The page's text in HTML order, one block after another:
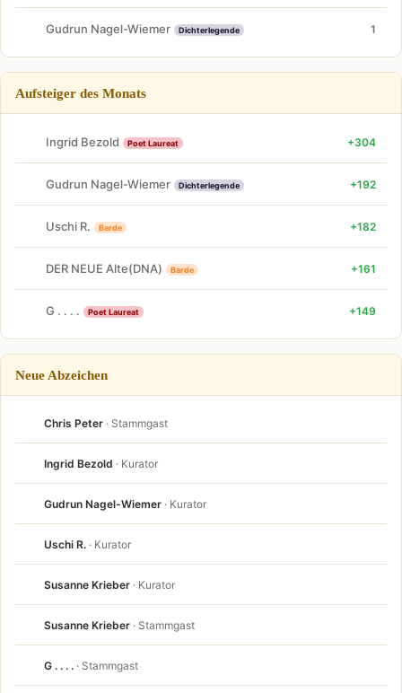
Gudrun Nagel-Wiemer Dichterlegende 1
Aufsteiger des Monats
Ingrid Bezold Poet Laureat +304
Gudrun Nagel-Wiemer Dichterlegende +192
Uschi R. Barde +182
DER NEUE Alte(DNA) Barde +161
G . . . . Poet Laureat +149
Neue Abzeichen
Chris Peter · Stammgast
Ingrid Bezold · Kurator
Gudrun Nagel-Wiemer · Kurator
Uschi R. · Kurator
Susanne Krieber · Kurator
Susanne Krieber · Stammgast
G . . . . · Stammgast